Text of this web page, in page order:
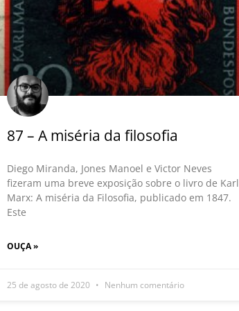
87 – A miséria da filosofia
Diego Miranda, Jones Manoel e Victor Neves
fizeram uma breve exposição sobre o livro de Karl
Marx: A miséria da Filosofia, publicado em 1847.
Este
OUÇA »
25 de agosto de 2020 Nenhum comentário